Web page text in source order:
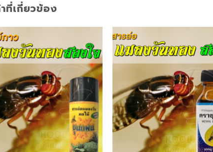
ที่เกี่ยวข้อง